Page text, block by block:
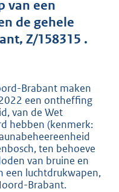
:
1
9
van een
de gehele
Z/158315 .
Brabant maken
een ontheffing
van de Wet
hebben (kenmerk:
ten behoeve
van bruine en
een luchtdrukwapen,
Brabant.